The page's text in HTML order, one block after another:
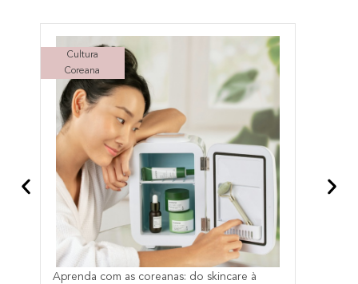
Cultura
Coreana
Aprenda com as coreanas: do skincare à